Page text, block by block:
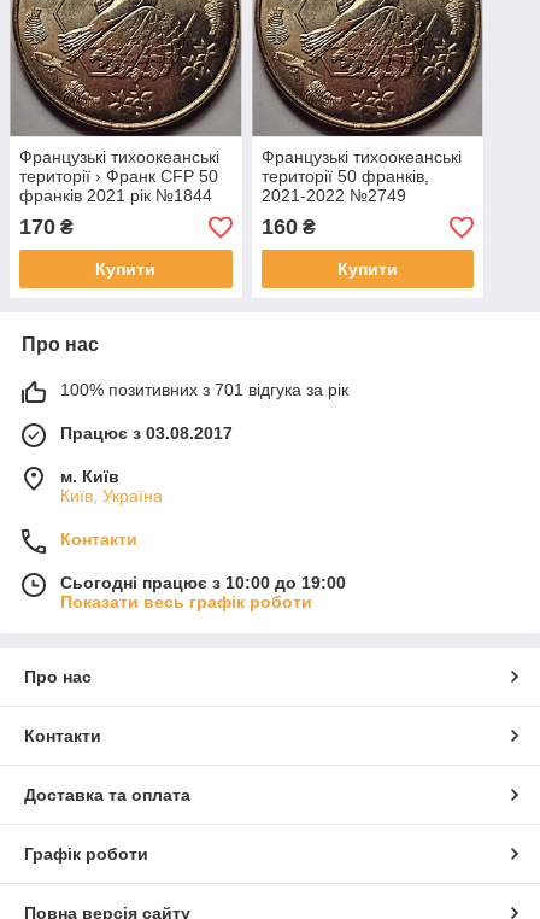
Французькі тихоокеанські
території › Франк CFP 50
франків 2021 рік №1844
170 ₴
Купити
Французькі тихоокеанські
території 50 франків,
2021-2022 №2749
160₴
Купити
Про нас
100% позитивних з 701 відгука за рік
Працює з 03.08.2017
м. Київ
Київ, Україна
Контакти
Сьогодні працює з 10:00 до 19:00
Показати весь графік роботи
Про нас
Контакти
Доставка та оплата
Графік роботи
Повна версія сайту